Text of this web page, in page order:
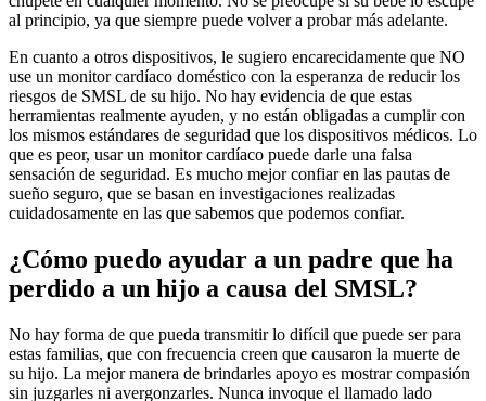
al principio, ya que siempre puede volver a probar más adelante.
En cuanto a otros dispositivos, le sugiero encarecidamente que NO
use un monitor cardíaco doméstico con la esperanza de reducir los
riesgos de SMSL de su hijo. No hay evidencia de que estas
herramientas realmente ayuden, y no están obligadas a cumplir con
los mismos estándares de seguridad que los dispositivos médicos. Lo
que es peor, usar un monitor cardíaco puede darle una falsa
sensación de seguridad. Es mucho mejor confiar en las pautas de
sueño seguro, que se basan en investigaciones realizadas
cuidadosamente en las que sabemos que podemos confiar.
¿Cómo puedo ayudar a un padre que ha
perdido a un hijo a causa del SMSL?
No hay forma de que pueda transmitir lo difícil que puede ser para
estas familias, que con frecuencia creen que causaron la muerte de
su hijo. La mejor manera de brindarles apoyo es mostrar compasión
sin juzgarles ni avergonzarles. Nunca invoque el llamado lado